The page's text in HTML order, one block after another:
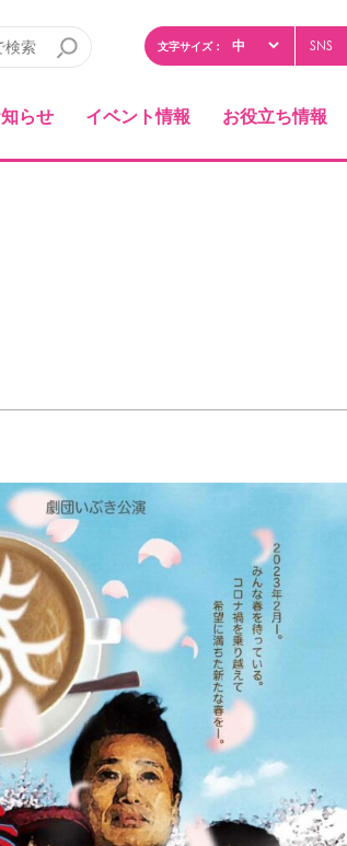
文字サイズ： SNS
らせ イベント情報 お役立ち情報